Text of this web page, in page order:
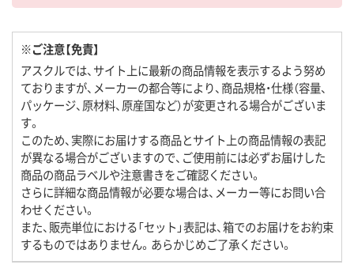
※ご注意【免責】
アスクルでは、サイト上に最新の商品情報を表示するよう努め
ておりますが、メーカーの都合等により、商品規格・仕様（容量、
パッケージ、原材料、原産国など）が変更される場合がございま
す。
このため、実際にお届けする商品とサイト上の商品情報の表記
が異なる場合がございますので、ご使用前には必ずお届けした
商品の商品ラベルや注意書きをご確認ください。
さらに詳細な商品情報が必要な場合は、メーカー等にお問い合
わせください。
また、販売単位における「セット」表記は、箱でのお届けをお約束
するものではありません。あらかじめご了承ください。